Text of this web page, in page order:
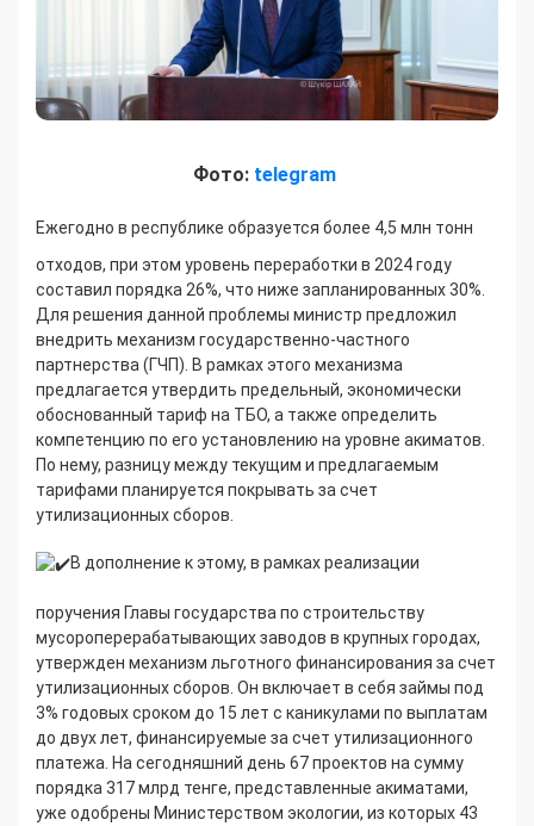
Фото: telegram
Ежегодно в республике образуется более 4,5 млн тонн
отходов, при этом уровень переработки в 2024 году
составил порядка 26%, что ниже запланированных 30%.
Для решения данной проблемы министр предложил
внедрить механизм государственно-частного
партнерства (ГЧП). В рамках этого механизма
предлагается утвердить предельный, экономически
обоснованный тариф на ТБО, а также определить
компетенцию по его установлению на уровне акиматов.
По нему, разницу между текущим и предлагаемым
тарифами планируется покрывать за счет
утилизационных сборов.
В дополнение к этому, в рамках реализации
поручения Главы государства по строительству
мусороперерабатывающих заводов в крупных городах,
утвержден механизм льготного финансирования за счет
утилизационных сборов. Он включает в себя займы под
3% годовых сроком до 15 лет с каникулами по выплатам
до двух лет, финансируемые за счет утилизационного
платежа. На сегодняшний день 67 проектов на сумму
порядка 317 млрд тенге, представленные акиматами,
уже одобрены Министерством экологии, из которых 43